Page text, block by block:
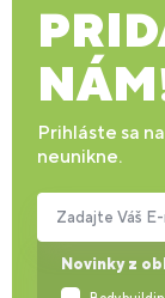
Prihláste sa
neunikne.
Novinky z
Zadajte Váš E-